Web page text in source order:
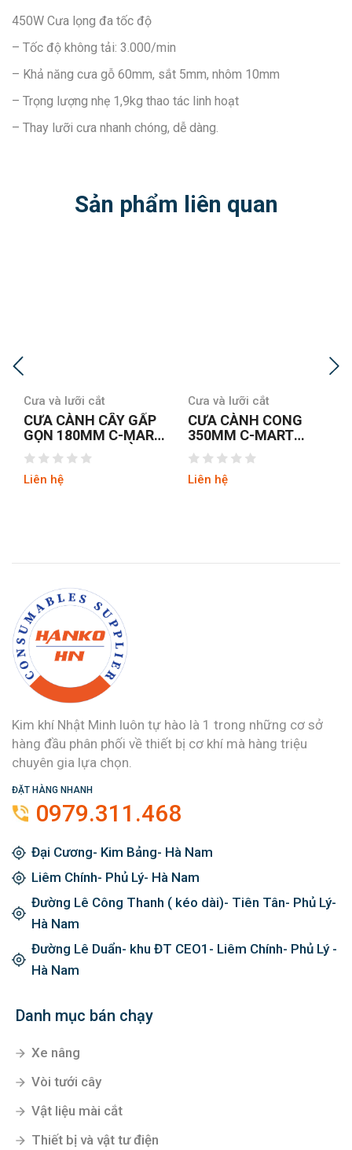
450W Cưa lọng đa tốc độ
– Tốc độ không tải: 3.000/min
– Khả năng cưa gỗ 60mm, sắt 5mm, nhôm 10mm
– Trọng lượng nhẹ 1,9kg thao tác linh hoạt
– Thay lưỡi cưa nhanh chóng, dễ dàng.
Sản phẩm liên quan
Cưa và lưỡi cắt
CƯA CÀNH CÂY GẤP
GỌN 180MM C-MART
TOOLS A0692 ĐÀI
LOAN
Liên hệ
Cưa và lưỡi cắt
CƯA CÀNH CONG
350MM C-MART
A0992
Liên hệ
Kim khí Nhật Minh luôn tự hào là 1 trong những cơ sở
hàng đầu phân phối về thiết bị cơ khí mà hàng triệu
chuyên gia lựa chọn.
ĐẶT HÀNG NHANH
0979.311.468
Đại Cương- Kim Bảng- Hà Nam
Liêm Chính- Phủ Lý- Hà Nam
Đường Lê Công Thanh ( kéo dài)- Tiên Tân- Phủ Lý-
Hà Nam
Đường Lê Duẩn- khu ĐT CEO1- Liêm Chính- Phủ Lý -
Hà Nam
Danh mục bán chạy
Xe nâng
Vòi tưới cây
Vật liệu mài cắt
Thiết bị và vật tư điện